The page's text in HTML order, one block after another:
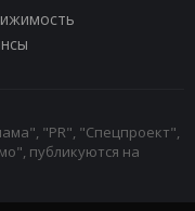
"PR", "Спецпроект",
публикуются на